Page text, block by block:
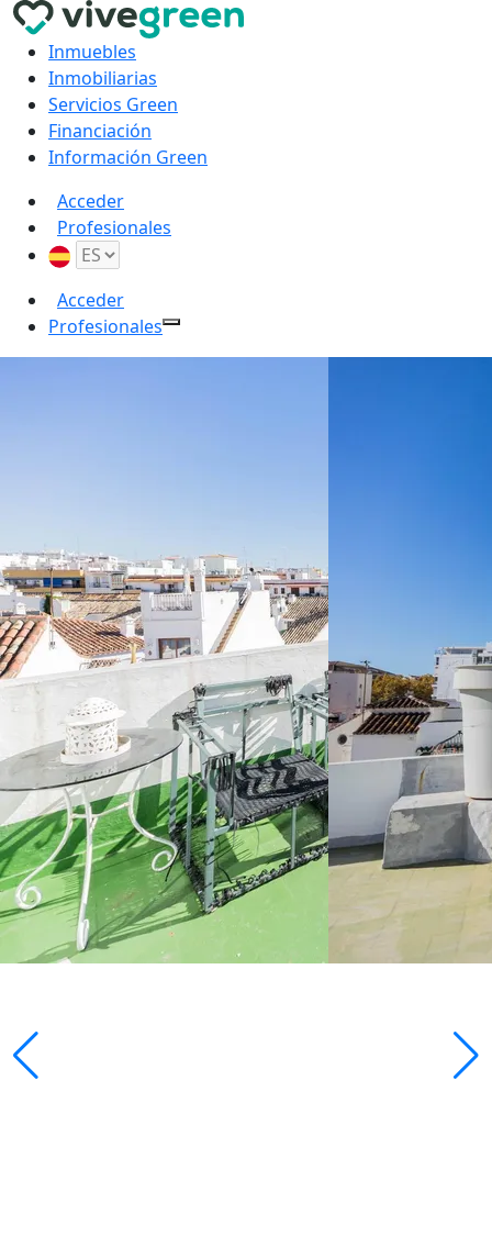
Inmuebles
Inmobiliarias
Servicios Green
Financiación
Información Green
Acceder
Profesionales
Acceder
Profesionales